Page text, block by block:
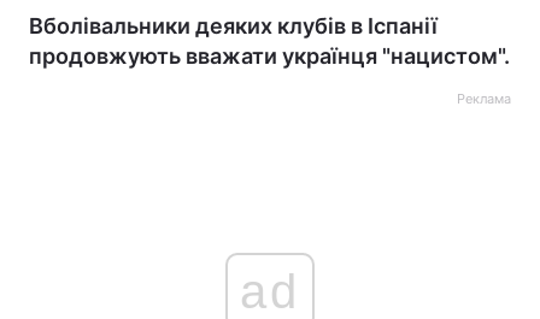
Вболівальники деяких клубів в Іспанії
продовжують вважати українця "нацистом".
Реклама
ad